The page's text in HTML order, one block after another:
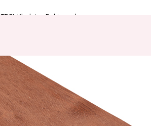
ÆDEL Kledning Rektangulær